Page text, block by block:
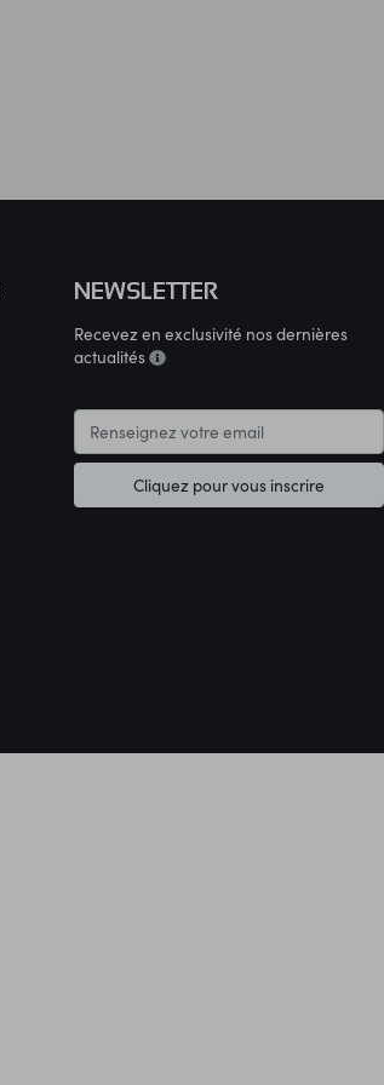
NEWSLETTER
Recevez en exclusivité nos dernières
actualités
Cliquez pour vous inscrire